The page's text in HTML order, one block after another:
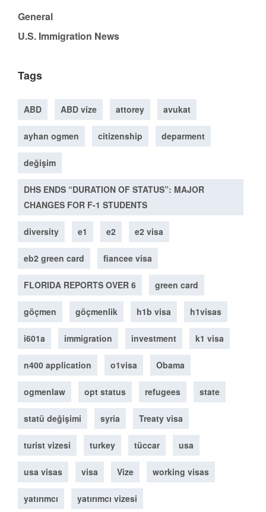
General
U.S. Immigration News
Tags
ABD ABD vize attorey avukat
ayhan ogmen citizenship deparment
değişim
DHS ENDS “DURATION OF STATUS”: MAJOR
CHANGES FOR F-1 STUDENTS
diversity e1 e2 e2 visa
eb2 green card fiancee visa
FLORIDA REPORTS OVER 6 green card
göçmen göçmenlik h1b visa h1visas
i601a immigration investment k1 visa
n400 application o1visa Obama
ogmenlaw opt status refugees state
statü değişimi syria Treaty visa
turist vizesi turkey tüccar usa
usa visas visa Vize working visas
yatırımcı yatırımcı vizesi